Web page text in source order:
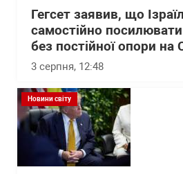
Гегсет заявив, що
самостійно
без постійної опори на
3 серпня, 12:48
Новини світу